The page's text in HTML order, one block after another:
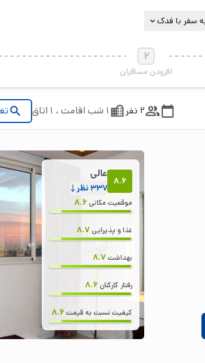
سفر با فدک
2
افزودن مسافران
2 نفر 1 شب اقامت ، 1 اتاق
8.6
عالی
337 نظر
موقعیت مکانی 8.6
غذا و پذیرایی 8.7
بهداشت 8.7
رفتار کارکنان 8.6
کیفیت نسبت به قیمت8.6